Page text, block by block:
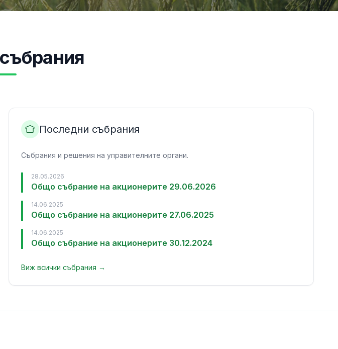
Последни събрания
Събрания и решения на управителните органи.
28.05.2026
Общо събрание на акционерите 29.06.2026
14.06.2025
Общо събрание на акционерите 27.06.2025
14.06.2025
Общо събрание на акционерите 30.12.2024
Виж всички събрания →